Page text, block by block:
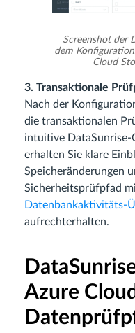
Screenshot der
dem
Cloud
3. Transaktionale
Nach der
die transaktionalen
intuitive DataSunrise-
erhalten Sie klare
Speicheränderungen
Sicherheitsprüfpfad
Datenbankaktivitäts-
aufrechterhalten.
Azure